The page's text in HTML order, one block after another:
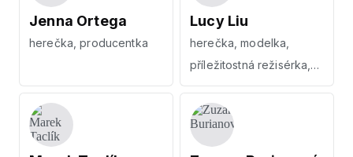
Jenna Ortega
herečka, producentka
Lucy Liu
herečka, modelka,
příležitostná režisérka,
producentka